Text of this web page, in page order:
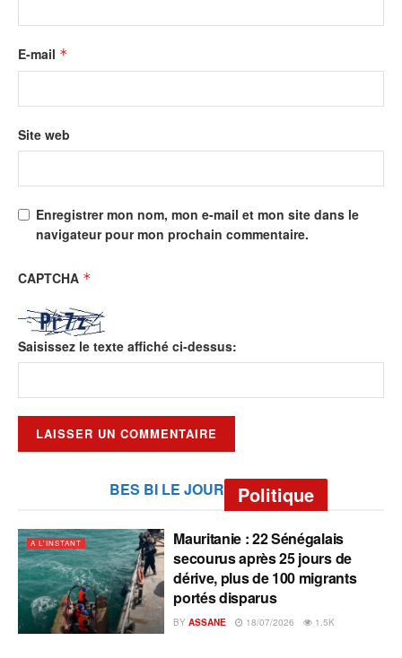
E-mail *
Site web
Enregistrer mon nom, mon e-mail et mon site dans le
navigateur pour mon prochain commentaire.
CAPTCHA *
Saisissez le texte affiché ci-dessus:
BES BI LE JOUR Politique
A L'INSTANT
Mauritanie : 22 Sénégalais
secourus après 25 jours de
dérive, plus de 100 migrants
portés disparus
BY ASSANE 18/07/2026 1.5K